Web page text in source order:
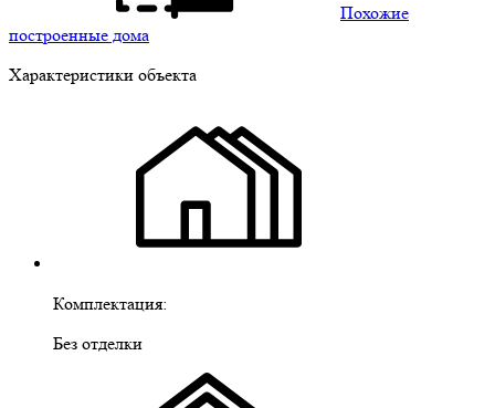
Похожие
построенные дома
Характеристики объекта
Комплектация:
Без отделки